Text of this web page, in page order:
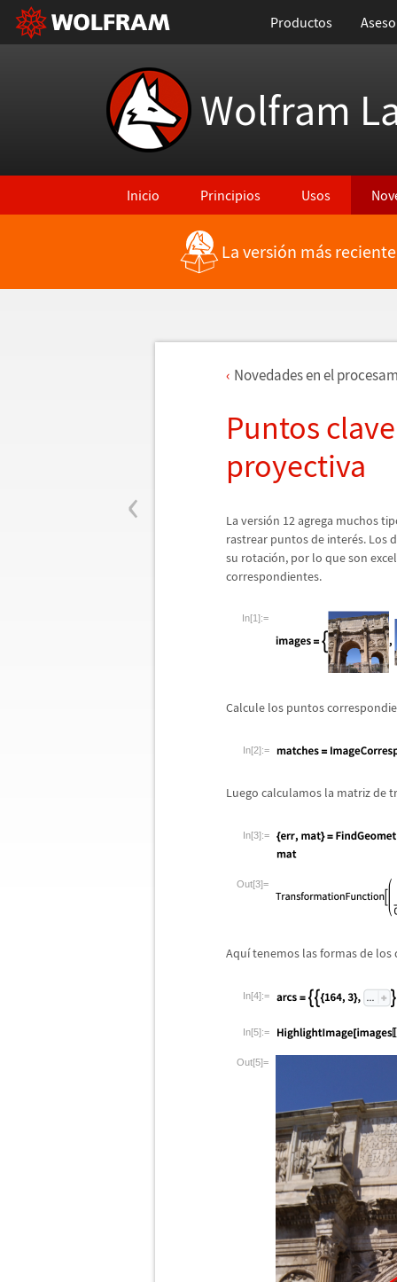
Productos
Wolfram
Inicio Principios Usos
La versión más
‹
Novedades en el
Puntos
proyectiva
La versión 12 agrega muchos
rastrear puntos de interés. Los
su rotación, por lo que son
correspondientes.
In[1]:=
Calcule los puntos
In[2]:=
Luego calculamos la matriz de
In[3]:=
Out[3]=
Aquítenemos las formas de los
In[4]:=
In[5]:=
Out[5]=